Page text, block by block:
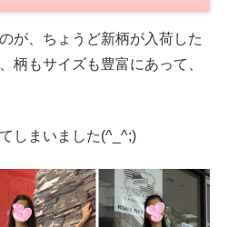
が、ちょうど新柄が入荷した
柄もサイズも豊富にあって、
しまいました(^_^;)